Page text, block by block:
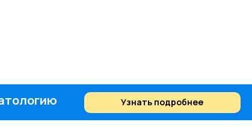
Узнать подробнее